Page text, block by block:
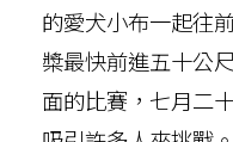
的愛犬小布一起往
槳最快前進五十公
面的比賽，七月二